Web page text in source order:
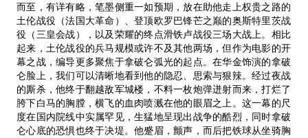
而至，有详有略，笔墨侧重一如预期，放在助他走上权贵之路的
土伦战役（法国大革命）、登顶欧罗巴锋芒之巅的奥斯特里茨战
役（三皇会战），以及荣耀的终点滑铁卢战役三场大战上。相比
起来，土伦战役的兵马规模或许不及其他两场，但作为电影的开
幕之战，编导更多聚焦于拿破仑弧光的起点。在华金饰演的拿破
仑脸上，我们可以清晰地看到他的隐忍、思索与狠辣。经过夜战
的厮杀，他终于翻越敌军城楼，不料一枚炮弹迸射而来，打烂了
胯下白马的胸膛，横飞的血肉喷溅在他的眼眉之上。这一幕的尺
度在国内院线中实属罕见，生猛地呈现出战争的酷烈，同时拿破
仑心底的恐惧也终于决堤。他蹙眉，颤声，而后把铁球从坐骑胸